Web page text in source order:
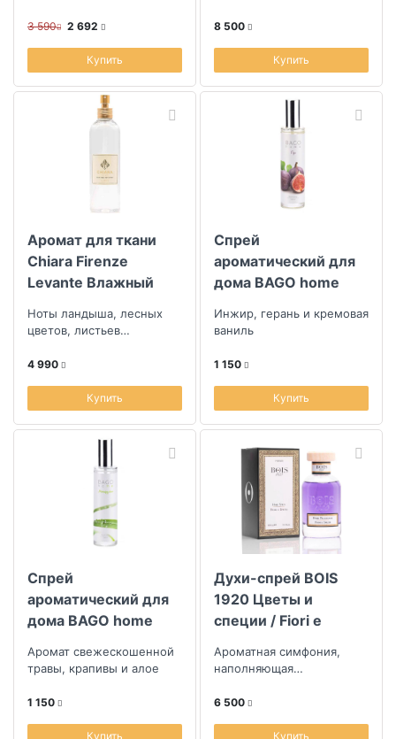
3 590 2 692
Купить
8 500
Купить
Аромат для ткани
Chiara Firenze
Levante Влажный
Ноты ландыша, лесных
цветов, листьев
4 990
Купить
Спрей
ароматический для
дома BAGO home
Инжир, герань и кремовая
ваниль
1 150
Купить
Спрей
ароматический для
дома BAGO home
мл
Аромат свежескошенной
травы, крапивы и алое
1 150
Купить
Духи-спрей BOIS
1920 Цветы и
специи / Fiori e
Ароматная симфония,
наполняющая
утонченностью
6 500
Купить